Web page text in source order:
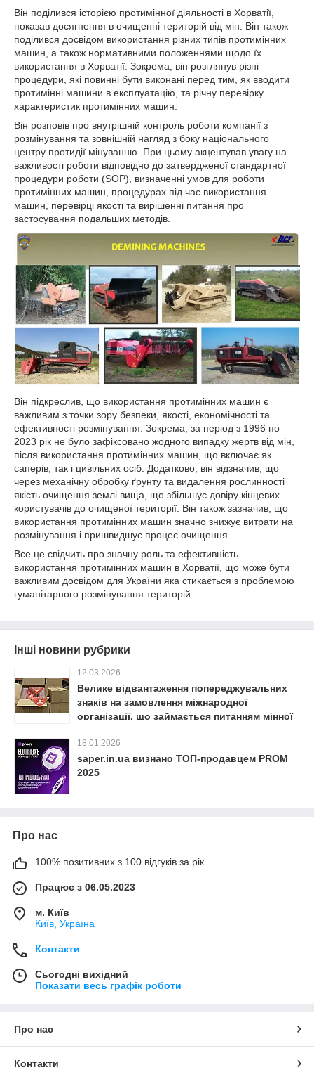
Він поділився історією протимінної діяльності в Хорватії,
показав досягнення в очищенні територій від мін. Він також
поділився досвідом використання різних типів протимінних
машин, а також нормативними положеннями щодо їх
використання в Хорватії. Зокрема, він розглянув різні
процедури, які повинні бути виконані перед тим, як вводити
протимінні машини в експлуатацію, та річну перевірку
характеристик протимінних машин.
Він розповів про внутрішній контроль роботи компанії з
розмінування та зовнішній нагляд з боку національного
центру протидії мінуванню. При цьому акцентував увагу на
важливості роботи відповідно до затвердженої стандартної
процедури роботи (SOP), визначенні умов для роботи
протимінних машин, процедурах під час використання
машин, перевірці якості та вирішенні питання про
застосування подальших методів.
Він підкреслив, що використання протимінних машин є
важливим з точки зору безпеки, якості, економічності та
ефективності розмінування. Зокрема, за період з 1996 по
2023 рік не було зафіксовано жодного випадку жертв від мін,
після використання протимінних машин, що включає як
саперів, так і цивільних осіб. Додатково, він відзначив, що
через механічну обробку ґрунту та видалення рослинності
якість очищення землі вища, що збільшує довіру кінцевих
користувачів до очищеної території. Він також зазначив, що
використання протимінних машин значно знижує витрати на
розмінування і пришвидшує процес очищення.
Все це свідчить про значну роль та ефективність
використання протимінних машин в Хорватії, що може бути
важливим досвідом для України яка стикається з проблемою
гуманітарного розмінування територій.
Інші новини рубрики
12.03.2026
Велике відвантаження попереджувальних
знаків на замовлення міжнародної
організації, що займається питанням мінної
18.01.2026
saper.in.ua визнано ТОП-продавцем PROM
2025
Про нас
100% позитивних з 100 відгуків за рік
Працює з 06.05.2023
м. Київ
Київ, Україна
Контакти
Сьогодні вихідний
Показати весь графік роботи
Про нас
Контакти